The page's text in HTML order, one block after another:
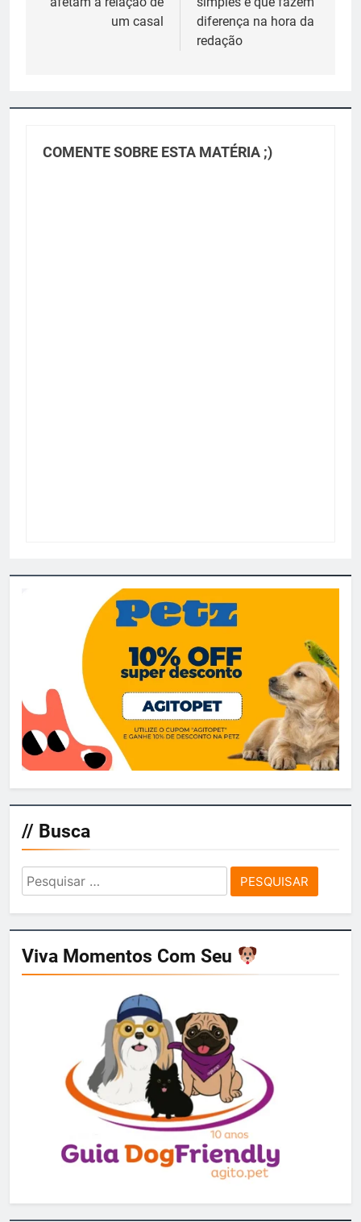
um casal
diferença na hora da
redação
COMENTE SOBRE ESTA MATÉRIA ;)
// Busca
Pesquisar
por:
Viva Momentos Com Seu